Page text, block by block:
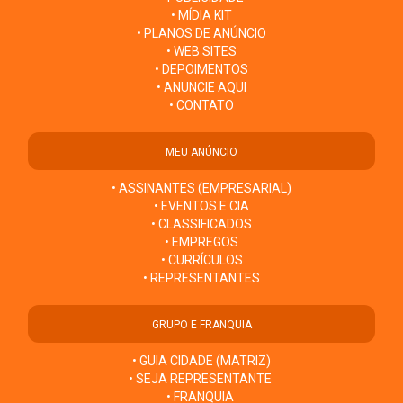
• MÍDIA KIT
• PLANOS DE ANÚNCIO
• WEB SITES
• DEPOIMENTOS
• ANUNCIE AQUI
• CONTATO
MEU ANÚNCIO
• ASSINANTES (EMPRESARIAL)
• EVENTOS E CIA
• CLASSIFICADOS
• EMPREGOS
• CURRÍCULOS
• REPRESENTANTES
GRUPO E FRANQUIA
• GUIA CIDADE (MATRIZ)
• SEJA REPRESENTANTE
• FRANQUIA